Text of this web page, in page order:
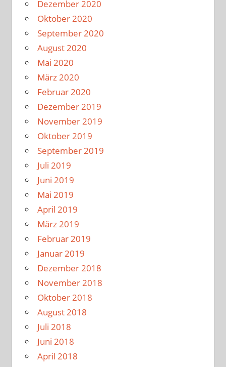
Dezember 2020
Oktober 2020
September 2020
August 2020
Mai 2020
März 2020
Februar 2020
Dezember 2019
November 2019
Oktober 2019
September 2019
Juli 2019
Juni 2019
Mai 2019
April 2019
März 2019
Februar 2019
Januar 2019
Dezember 2018
November 2018
Oktober 2018
August 2018
Juli 2018
Juni 2018
April 2018